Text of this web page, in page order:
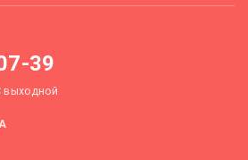
39
выходной